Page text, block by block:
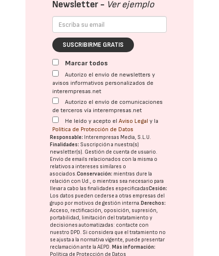
Newsletter - Ver ejemplo
SUSCRIBIRME GRATIS
Marcar todos
Autorizo el envío de newsletters y
avisos informativos personalizados de
interempresas.net
Autorizo el envío de comunicaciones
de terceros vía interempresas.net
He leído y acepto elAviso Legal y la
Política de Protección de Datos
Responsable: Interempresas Media, S.L.U.
Finalidades: Suscripción a nuestra(s)
newsletter(s). Gestión de cuenta de usuario.
Envío de emails relacionados con la misma o
relativos a intereses similares o
asociados.Conservación: mientras dure la
relación con Ud., o mientras sea necesario para
llevar a cabo las finalidades especificadasCesión:
Los datos pueden cederse a otras empresas del
grupo por motivos de gestión interna. Derechos:
Acceso, rectificación, oposición, supresión,
portabilidad, limitación del tratatamiento y
decisiones automatizadas: contacte con
nuestro DPD. Si considera que el tratamiento no
se ajusta a la normativa vigente, puede presentar
reclamación ante laAEPD. Más información:
Política de Protección de Datos